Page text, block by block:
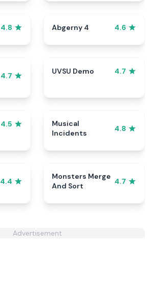
4.8 Abgerny 4 4.6
4.7
UVSU Demo 4.7
4.5
Musical
Incidents
4.8
4.4
Monsters Merge
And Sort
4.7
Advertisement